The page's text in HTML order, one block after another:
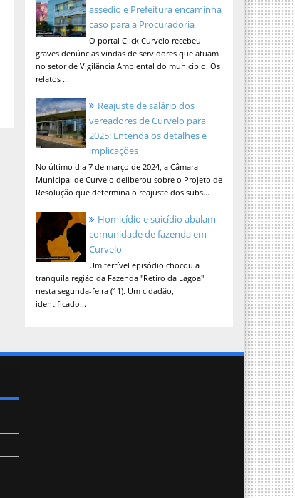
assédio e Prefeitura encaminha
caso para a Procuradoria
O portal Click Curvelo recebeu
graves denúncias vindas de servidores que atuam
no setor de Vigilância Ambiental do município. Os
relatos ...
Reajuste de salário dos
vereadores de Curvelo para
2025: Entenda os detalhes e
implicações
No último dia 7 de março de 2024, a Câmara
Municipal de Curvelo deliberou sobre o Projeto de
Resolução que determina o reajuste dos subs...
Homicídio e suicídio abalam
comunidade de fazenda em
Curvelo
Um terrível episódio chocou a
tranquila região da Fazenda "Retiro da Lagoa"
nesta segunda-feira (11). Um cidadão,
identificado...